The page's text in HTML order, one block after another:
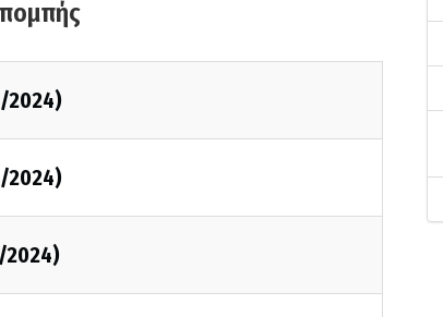
2024)
2024)
2024)